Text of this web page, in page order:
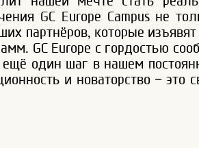
GC Europe Campus не
партнёров, которые
GC Europe с гордостью
ещё один шаг в нашем
и новаторство – это